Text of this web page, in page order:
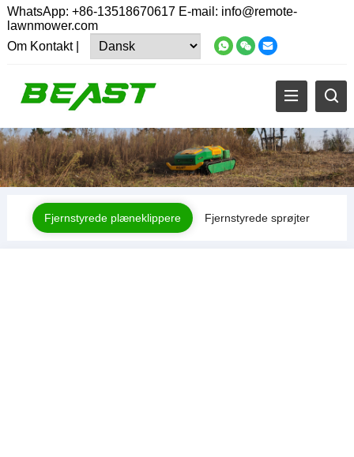
WhatsApp: +86-13518670617E-mail: info@remote-
lawnmower.com
Om Kontakt|
Fjernstyrede plæneklippere Fjernstyrede sprøjter